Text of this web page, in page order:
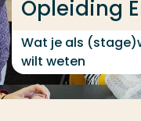
Opleiding
Wat je als
wilt weten
Contact